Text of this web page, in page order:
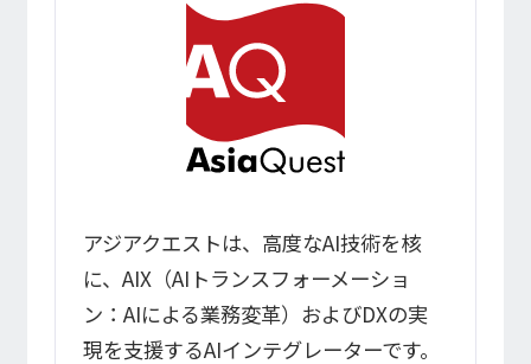
アジアクエストは、高度なAI技術を核
に、AIX（AIトランスフォーメーショ
ン：AIによる業務変革）およびDXの実
現を支援するAIインテグレーターです。